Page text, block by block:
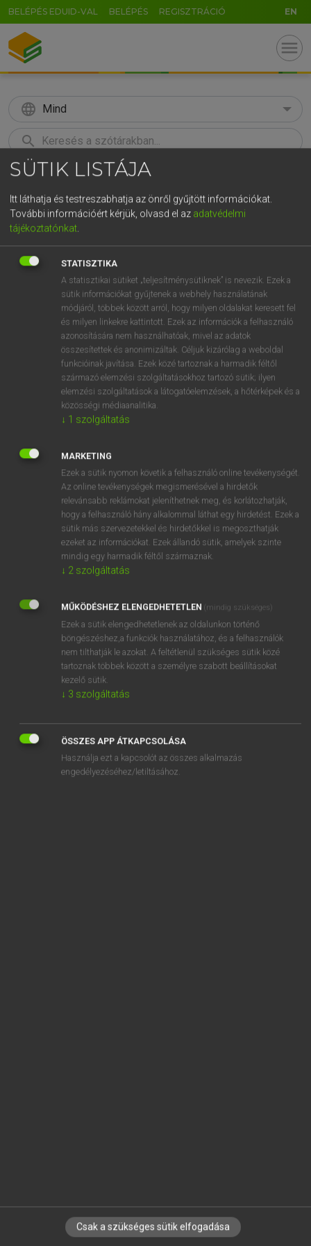
BELÉPÉS EDUID-VAL BELÉPÉS REGISZTRÁCIÓ EN
menu
language Mind
search
KERESÉS
Európai uniós terminológiai szótár
VAN ELŐFIZETÉSED?
Van előfizetésem a teljes szócikk megtekintéséhez.
BELÉPÉS
NINCS ELŐFIZETÉSED?
Nincs regisztrációm és előfizetésem. A szótár 2 órás,
díjmentes próbaverziójának elindításához regisztrálok és
belépek.
REGISZTRÁCIÓ
EURÓPAI UNIÓS TERMINOLÓGIAI SZÓTÁR
Kapcsolódó anyagok
contingent tarifaire global
continuing training
continuing vocational training
IRATKOZZ FEL HÍRLEVELÜNKRE!
SÜTIK LISTÁJA
Itt láthatja és testreszabhatja az önről gyűjtött információkat.
További információért kérjük, olvasd el az adatvédelmi
tájékoztatónkat.
STATISZTIKA
A statisztikai sütiket „teljesítménysütiknek” is nevezik. Ezek a
sütik információkat gyűjtenek a webhely használatának
módjáról, többek között arról, hogy milyen oldalakat keresett fel
és milyen linkekre kattintott. Ezek az információk a felhasználó
azonosítására nem használhatóak, mivel az adatok
összesítettek és anonimizáltak. Céljuk kizárólag a weboldal
funkcióinak javítása. Ezek közé tartoznak a harmadik féltől
származó elemzési szolgáltatásokhoz tartozó sütik; ilyen
elemzési szolgáltatások a látogatóelemzések, a hőtérképek és a
közösségi médiaanalitika.
↓ 1 szolgáltatás
MARKETING
Ezek a sütik nyomon követik a felhasználó online tevékenységét.
Az online tevékenységek megismerésével a hirdetők
relevánsabb reklámokat jeleníthetnek meg, és korlátozhatják,
hogy a felhasználó hány alkalommal láthat egy hirdetést. Ezek a
sütik más szervezetekkel és hirdetőkkel is megoszthatják
ezeket az információkat. Ezek állandó sütik, amelyek szinte
mindig egy harmadik féltől származnak.
↓ 2 szolgáltatás
MŰKÖDÉSHEZ ELENGEDHETETLEN (mindig szükséges)
Ezek a sütik elengedhetetlenek az oldalunkon történő
böngészéshez,a funkciók használatához, és a felhasználók
nem tilthatják le azokat. A feltétlenül szükséges sütik közé
tartoznak többek között a személyre szabott beállításokat
kezelő sütik.
↓ 3 szolgáltatás
ÖSSZES APP ÁTKAPCSOLÁSA
Használja ezt a kapcsolót az összes alkalmazás
engedélyezéséhez/letiltásához.
Csak a szükséges sütik elfogadása
GR
t z u i o p
g h j k l é á ű Ω
n m , . AltGr